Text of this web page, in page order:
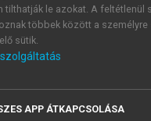
oldalak licencszerződéseiben
veszem és elfogadom.
KIPRÓBÁLOM
tilthatják le azokat. A feltétlenül
többek között a
sütik.
szolgáltatás
APP ÁTKAPCSOLÁSA